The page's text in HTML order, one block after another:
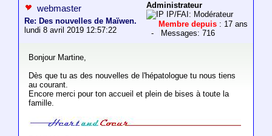
webmaster
Re: Des nouvelles de Maïwen.
lundi 8 avril 2019 12:57:22
Administrateur
IP/FAI: Modérateur
Membre depuis : 17 ans
- Messages: 716
Bonjour Martine,
Dès que tu as des nouvelles de l'hépatologue tu nous tiens
au courant.
Encore merci pour ton accueil et plein de bises à toute la
famille.